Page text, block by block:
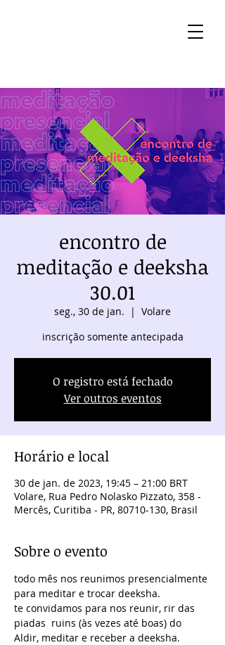
encontro de
meditação e deeksha
30.01
seg., 30 de jan.
  |
Volare
inscrição somente antecipada
O registro está fechado
Ver outros eventos
Horário e local
30 de jan. de 2023, 19:45 – 21:00 BRT
Volare, Rua Pedro Nolasko Pizzato, 358 -
Mercês, Curitiba - PR, 80710-130, Brasil
Sobre o evento
todo mês nos reunimos presencialmente
para meditar e trocar deeksha.
te convidamos para nos reunir, rir das
piadas  ruins (às vezes até boas) do
Aldir, meditar e receber a deeksha.